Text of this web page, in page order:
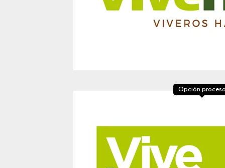
Opción